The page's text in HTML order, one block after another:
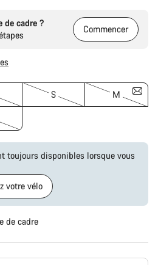
de cadre ?
Commencer
S M
toujours disponibles lorsque vous
votre vélo
de cadre